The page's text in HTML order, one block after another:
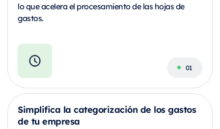
lo que acelera el procesamiento de las hojas de
gastos.
Simplifica la categorización de los gastos
de tu empresa